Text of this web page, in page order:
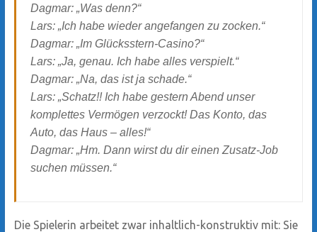
Dagmar: „Was denn?“
Lars: „Ich habe wieder angefangen zu zocken.“
Dagmar: „Im Glücksstern-Casino?“
Lars: „Ja, genau. Ich habe alles verspielt.“
Dagmar: „Na, das ist ja schade.“
Lars: „Schatz!! Ich habe gestern Abend unser
komplettes Vermögen verzockt! Das Konto, das
Auto, das Haus – alles!“
Dagmar: „Hm. Dann wirst du dir einen Zusatz-Job
suchen müssen.“
Die Spielerin arbeitet zwar inhaltlich-konstruktiv mit: Sie